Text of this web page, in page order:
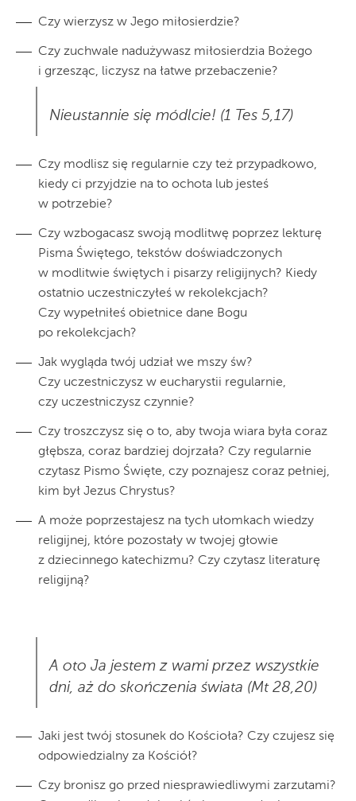
Czy wierzysz w Jego miłosierdzie?
Czy zuchwale nadużywasz miłosierdzia Bożego
i grzesząc, liczysz na łatwe przebaczenie?
Nieustannie się módlcie! (1 Tes 5,17)
Czy modlisz się regularnie czy też przypadkowo,
kiedy ci przyjdzie na to ochota lub jesteś
w potrzebie?
Czy wzbogacasz swoją modlitwę poprzez lekturę
Pisma Świętego, tekstów doświadczonych
w modlitwie świętych i pisarzy religijnych? Kiedy
ostatnio uczestniczyłeś w rekolekcjach?
Czy wypełniłeś obietnice dane Bogu
po rekolekcjach?
Jak wygląda twój udział we mszy św?
Czy uczestniczysz w eucharystii regularnie,
czy uczestniczysz czynnie?
Czy troszczysz się o to, aby twoja wiara była coraz
głębsza, coraz bardziej dojrzała? Czy regularnie
czytasz Pismo Święte, czy poznajesz coraz pełniej,
kim był Jezus Chrystus?
A może poprzestajesz na tych ułomkach wiedzy
religijnej, które pozostały w twojej głowie
z dziecinnego katechizmu? Czy czytasz literaturę
religijną?
A oto Ja jestem z wami przez wszystkie
dni, aż do skończenia świata (Mt 28,20)
Jaki jest twój stosunek do Kościoła? Czy czujesz się
odpowiedzialny za Kościół?
Czy bronisz go przed niesprawiedliwymi zarzutami?